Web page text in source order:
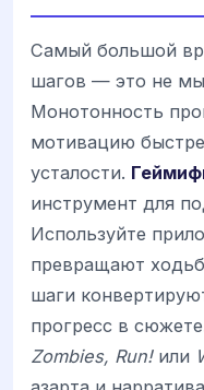
Самый большой
шагов — это не
Монотонность
мотивацию
усталости.
инструмент для
Используйте
превращают
шаги
прогресс в
Zombies, Run!или